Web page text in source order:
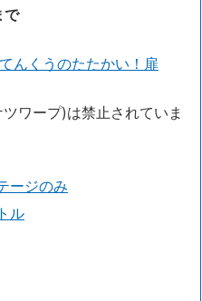
で
んくうのたたかい！扉
ワープ)は禁止されていま
ージのみ
ル